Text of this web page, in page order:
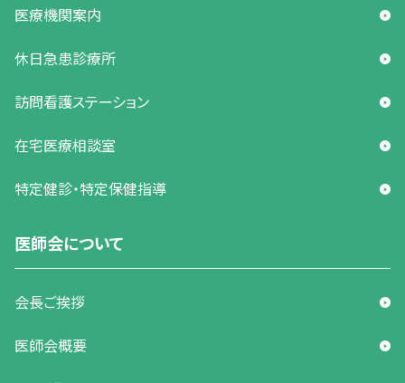
医療機関案内
休日急患診療所
訪問看護ステーション
在宅医療相談室
特定健診・特定保健指導
医師会について
会長ご挨拶
医師会概要